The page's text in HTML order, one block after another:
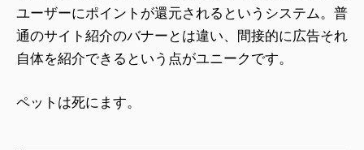
ユーザーにポイントが還元されるというシステム。普
通のサイト紹介のバナーとは違い、間接的に広告それ
自体を紹介できるという点がユニークです。
ペットは死にます。